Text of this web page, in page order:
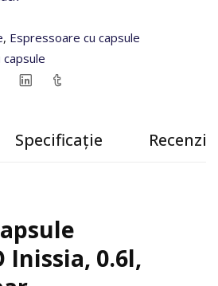
, Espressoare cu capsule
Specificație Recenzii
Inissia, 0.6l,